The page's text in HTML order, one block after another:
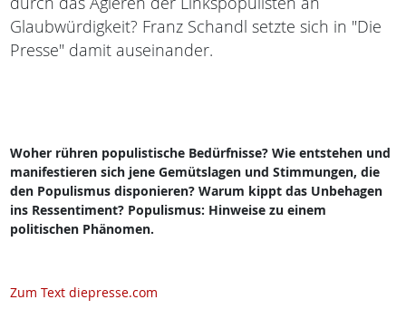
Glaubwürdigkeit? Franz Schandl setzte sich in "Die
Presse" damit auseinander.
Woher rühren populistische Bedürfnisse? Wie entstehen und
manifestieren sich jene Gemütslagen und Stimmungen, die
den Populismus disponieren? Warum kippt das Unbehagen
ins Ressentiment? Populismus: Hinweise zu einem
politischen Phänomen.
Zum Text diepresse.com